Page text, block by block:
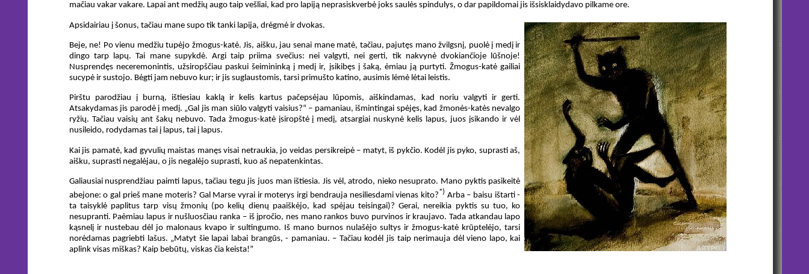
mačiau vakar vakare. Lapai ant medžių augo taip vešliai, kad pro lapiją neprasiskverbė joks saulės spindulys, o dar papildomai jis išsisklaidydavo pilkame ore.
Apsidairiau į šonus, tačiau mane supo tik tanki lapija, drėgmė ir dvokas.
Beje, ne! Po vienu medžiu tupėjo žmogus-katė. Jis, aišku, jau senai mane matė, tačiau, pajutęs mano žvilgsnį, puolė į medį ir
dingo tarp lapų. Tai mane supykdė. Argi taip priima svečius: nei valgyti, nei gerti, tik nakvynė dvokiančioje lūšnoje!
Nusprendęs neceremonintis, užsiropščiau paskui šeimininką į medį ir, įsikibęs į šaką, ėmiau ją purtyti. Žmogus-katė gailiai
sucypė ir sustojo. Bėgti jam nebuvo kur; ir jis suglaustomis, tarsi primušto katino, ausimis lėmė lėtai leistis.
Pirštu parodžiau į burną, ištiesiau kaklą ir kelis kartus pačepsėjau lūpomis, aiškindamas, kad noriu valgyti ir gerti.
Atsakydamas jis parodė į medį. „Gal jis man siūlo valgyti vaisius?“ – pamaniau, išmintingai spėjęs, kad žmonės-katės nevalgo
ryžių. Tačiau vaisių ant šakų nebuvo. Tada žmogus-katė įsiropštė į medį, atsargiai nuskynė kelis lapus, juos įsikando ir vėl
nusileido, rodydamas tai į lapus, tai į lapus.
Kai jis pamatė, kad gyvulių maistas manęs visai netraukia, jo veidas persikreipė – matyt, iš pykčio. Kodėl jis pyko, suprasti aš,
aišku, suprasti negalėjau, o jis negalėjo suprasti, kuo aš nepatenkintas.
Galiausiai nusprendžiau paimti lapus, tačiau tegu jis juos man ištiesia. Jis vėl, atrodo, nieko nesuprato. Mano pyktis pasikeitė
abejone: o gal prieš mane moteris? Gal Marse vyrai ir moterys irgi bendrauja nesiliesdami vienas kito?*) Arba – baisu ištarti -
ta taisyklė paplitus tarp visų žmonių (po kelių dienų paaiškėjo, kad spėjau teisingai)? Gerai, nereikia pyktis su tuo, ko
nesupranti. Paėmiau lapus ir nušluosčiau ranka – iš įpročio, nes mano rankos buvo purvinos ir kraujavo. Tada atkandau lapo
kąsnelį ir nustebau dėl jo malonaus kvapo ir sultingumo. Iš mano burnos nulašėjo sultys ir žmogus-katė krūptelėjo, tarsi
norėdamas pagriebti lašus. „Matyt šie lapai labai brangūs, - pamaniau. – Tačiau kodėl jis taip nerimauja dėl vieno lapo, kai
aplink visas miškas? Kaip bebūtų, viskas čia keista!”